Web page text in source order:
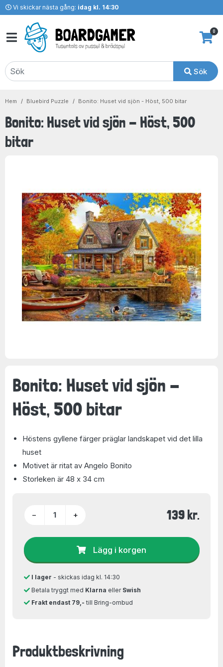
Vi skickar nästa gång: idag kl. 14:30
Sök
0
Hem Bluebird Puzzle Bonito: Huset vid sjön - Höst, 500 bitar
Bonito: Huset vid sjön - Höst, 500
bitar
Bonito: Huset vid sjön -
Höst, 500 bitar
Höstens gyllene färger präglar landskapet vid det lilla
huset
Motivet är ritat av Angelo Bonito
Storleken är 48 x 34 cm
− + 139 kr.
Lägg i korgen
I lager - skickas idag kl. 14:30
Betala tryggt med Klarna eller Swish
Frakt endast 79,- till Bring-ombud
Produktbeskrivning